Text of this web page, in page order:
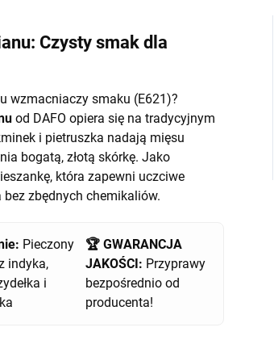
Czysty smak dla
wzmacniaczy smaku (E621)?
od DAFO opiera się na tradycyjnym
i pietruszka nadają mięsu
bogatą, złotą skórkę. Jako
która zapewni uczciwe
zbędnych chemikaliów.
Pieczony
indyka,
i
🏆 GWARANCJA
JAKOŚCI: Przyprawy
bezpośrednio od
producenta!